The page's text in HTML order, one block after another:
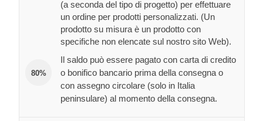
(a seconda del tipo di progetto) per effettuare
un ordine per prodotti personalizzati. (Un
prodotto su misura è un prodotto con
specifiche non elencate sul nostro sito Web).
80%
Il saldo può essere pagato con carta di credito
o bonifico bancario prima della consegna o
con assegno circolare (solo in Italia
peninsulare) al momento della consegna.